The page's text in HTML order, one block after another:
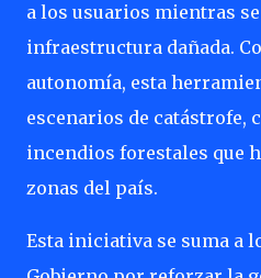
a los usuarios mientras
infraestructura dañada.
autonomía, esta
escenarios de catástrofe,
incendios forestales que
zonas del país.
Esta iniciativa se suma a